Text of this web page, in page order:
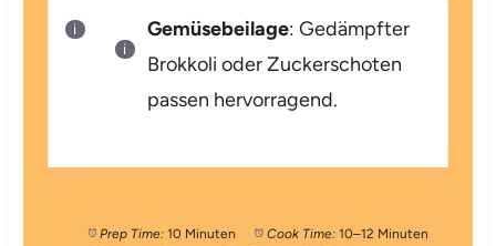
Gemüsebeilage: Gedämpfter
Brokkoli oder Zuckerschoten
passen hervorragend.
Prep Time: 10 Minuten Cook Time: 10–12 Minuten